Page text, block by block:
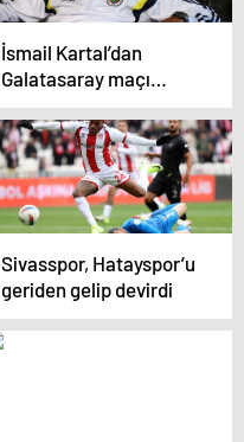
İsmail Kartal’dan
Galatasaray maçı
oynanırken kafa
karıştıran paylaşım
Sivasspor, Hatayspor’u
geriden gelip devirdi